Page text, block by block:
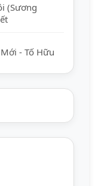
(Sương
- Tố Hữu